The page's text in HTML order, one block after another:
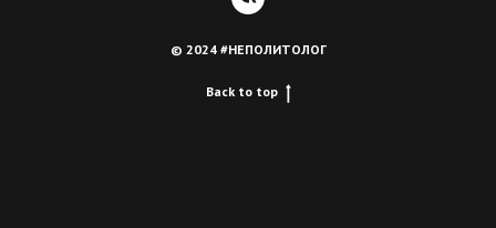
© 2024 #НЕПОЛИТОЛОГ
Back to top